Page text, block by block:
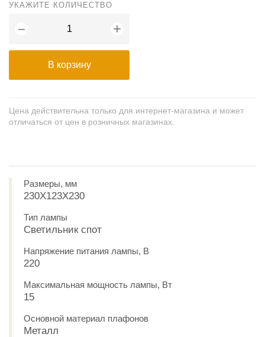
УКАЖИТЕ КОЛИЧЕСТВО
− +
В корзину
Цена действительна только для интернет-магазина и может
отличаться от цен в розничных магазинах.
Размеры, мм
230X123X230
Тип лампы
Светильник спот
Напряжение питания лампы, В
220
Максимальная мощность лампы, Вт
15
Основной материал плафонов
Металл